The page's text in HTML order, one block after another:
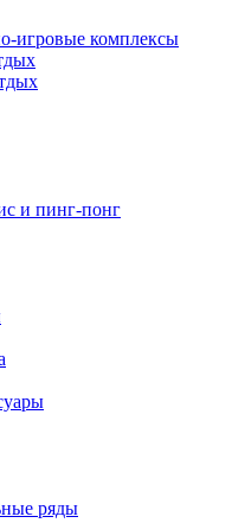
игровые комплексы
и пинг-понг
ряды